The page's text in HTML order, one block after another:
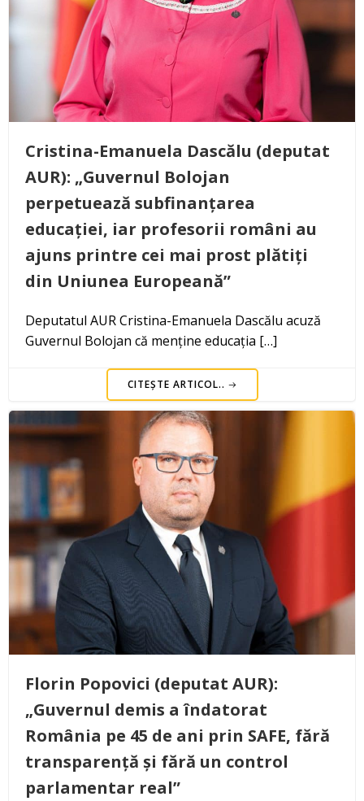
Cristina-Emanuela Dascălu (deputat
AUR): „Guvernul Bolojan
perpetuează subfinanțarea
educației, iar profesorii români au
ajuns printre cei mai prost plătiți
din Uniunea Europeană”
Deputatul AUR Cristina-Emanuela Dascălu acuză
Guvernul Bolojan că menține educația […]
CITEȘTE ARTICOL..
Florin Popovici (deputat AUR):
„Guvernul demis a îndatorat
România pe 45 de ani prin SAFE, fără
transparență și fără un control
parlamentar real”